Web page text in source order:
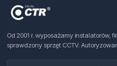
Od 2001 r. wyposażamy instalatorów,
sprawdzony sprzęt CCTV.